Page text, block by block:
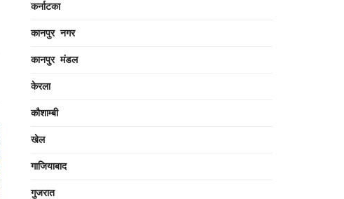
कर्नाटका
कानपुर नगर
कानपुर मंडल
केरला
कौशाम्बी
खेल
गाजियाबाद
गुजरात